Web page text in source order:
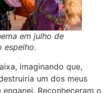
em julho de
espelho.
imaginando que,
um dos meus
Reconheceram o